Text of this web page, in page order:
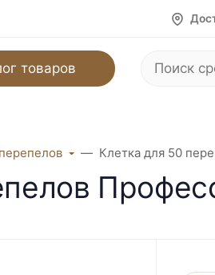
товаров
Клетка для 50